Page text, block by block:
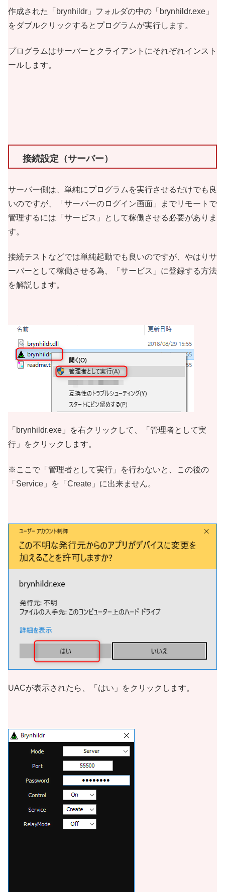
作成された「brynhildr」フォルダの中の「brynhildr.exe」
をダブルクリックするとプログラムが実行します。
プログラムはサーバーとクライアントにそれぞれインスト
ールします。
接続設定（サーバー）
サーバー側は、単純にプログラムを実行させるだけでも良
いのですが、「サーバーのログイン画面」までリモートで
管理するには「サービス」として稼働させる必要がありま
す。
接続テストなどでは単純起動でも良いのですが、やはりサ
ーバーとして稼働させる為、「サービス」に登録する方法
を解説します。
「brynhildr.exe」を右クリックして、「管理者として実
行」をクリックします。
※ここで「管理者として実行」を行わないと、この後の
「Service」を「Create」に出来ません。
UACが表示されたら、「はい」をクリックします。